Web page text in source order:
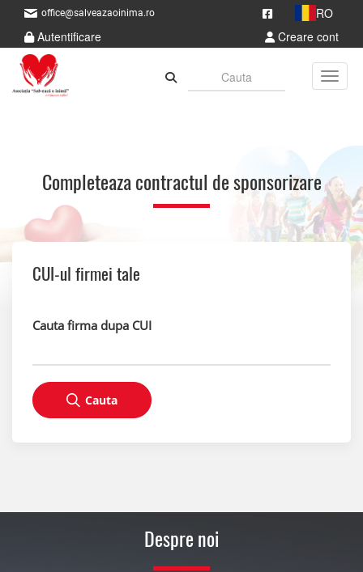
office@salveazaoinima.ro
RO
Autentificare
Creare cont
Completeaza contractul de sponsorizare
CUI-ul firmei tale
Cauta firma dupa CUI
Cauta
Despre noi